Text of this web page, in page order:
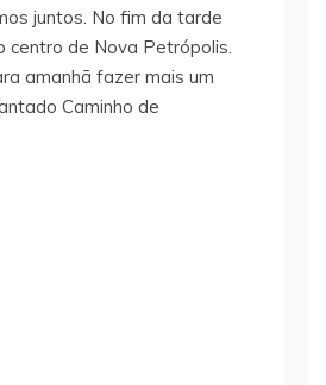
juntos. No fim da tarde
centro de Nova Petrópolis.
amanhã fazer mais um
Caminho de